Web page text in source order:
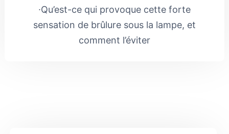
∙Qu’est-ce qui provoque cette forte
sensation de brûlure sous la lampe, et
comment l’éviter